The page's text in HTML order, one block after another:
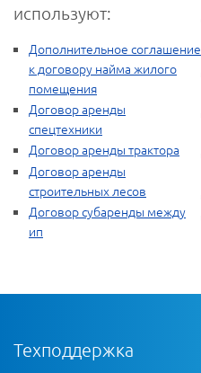
используют:
Дополнительное соглашение
к договору найма жилого
помещения
Договор аренды
спецтехники
Договор аренды трактора
Договор аренды
строительных лесов
Договор субаренды между
ип
Техподдержка